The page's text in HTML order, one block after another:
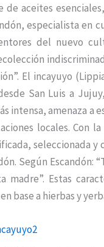
aceites
especialista en
del nuevo
El incayuyo
San Luis a
intensa, amenaza a
locales. Con
seleccionada y
Según Escandón:
madre”. Estas
base a hierbas y